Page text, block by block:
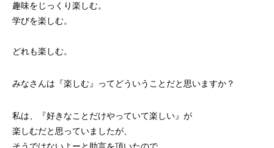
趣味をじっくり楽しむ。
学びを楽しむ。
どれも楽しむ。
みなさんは『楽しむ』ってどういうことだと思いますか？
私は、『好きなことだけやっていて楽しい』が
楽しむだと思っていましたが、